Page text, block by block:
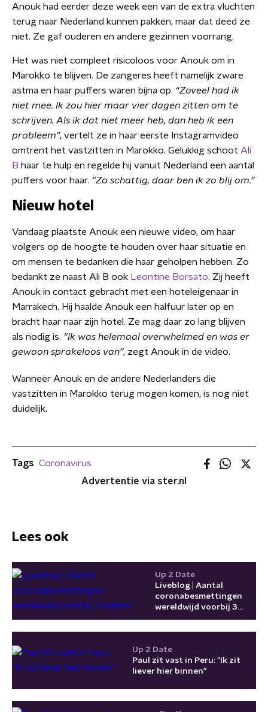
Anouk had eerder deze week een van de extra vluchten
terug naar Nederland kunnen pakken, maar dat deed ze
niet. Ze gaf ouderen en andere gezinnen voorrang.
Het was niet compleet risicoloos voor Anouk om in
Marokko te blijven. De zangeres heeft namelijk zware
astma en haar puffers waren bijna op. “Zoveel had ik
niet mee. Ik zou hier maar vier dagen zitten om te
schrijven. Als ik dat niet meer heb, dan heb ik een
probleem”, vertelt ze in haar eerste Instagramvideo
omtrent het vastzitten in Marokko. Gelukkig schoot Ali
B haar te hulp en regelde hij vanuit Nederland een aantal
puffers voor haar. “Zo schattig, daar ben ik zo blij om.”
Nieuw hotel
Vandaag plaatste Anouk een nieuwe video, om haar
volgers op de hoogte te houden over haar situatie en
om mensen te bedanken die haar geholpen hebben. Zo
bedankt ze naast Ali B ook Leontine Borsato. Zij heeft
Anouk in contact gebracht met een hoteleigenaar in
Marrakech. Hij haalde Anouk een halfuur later op en
bracht haar naar zijn hotel. Ze mag daar zo lang blijven
als nodig is. “Ik was helemaal overwhelmed en was er
gewoon sprakeloos van”, zegt Anouk in de video.
Wanneer Anouk en de andere Nederlanders die
vastzitten in Marokko terug mogen komen, is nog niet
duidelijk.
Tags Coronavirus
Advertentie via ster.nl
Lees ook
Up 2 Date
Liveblog | Aantal
coronabesmettingen
wereldwijd voorbij 3
Up 2 Date
Paul zit vast in Peru: "Ik zit
liever hier binnen"